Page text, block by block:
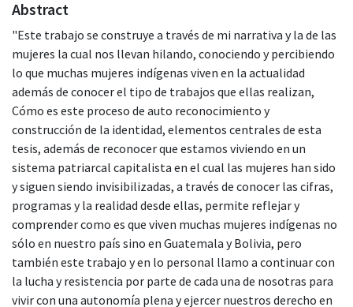
Abstract
"Este trabajo se construye a través de mi narrativa y la de las
mujeres la cual nos llevan hilando, conociendo y percibiendo
lo que muchas mujeres indígenas viven en la actualidad
además de conocer el tipo de trabajos que ellas realizan,
Cómo es este proceso de auto reconocimiento y
construcción de la identidad, elementos centrales de esta
tesis, además de reconocer que estamos viviendo en un
sistema patriarcal capitalista en el cual las mujeres han sido
y siguen siendo invisibilizadas, a través de conocer las cifras,
programas y la realidad desde ellas, permite reflejar y
comprender como es que viven muchas mujeres indígenas no
sólo en nuestro país sino en Guatemala y Bolivia, pero
también este trabajo y en lo personal llamo a continuar con
la lucha y resistencia por parte de cada una de nosotras para
vivir con una autonomía plena y ejercer nuestros derecho en